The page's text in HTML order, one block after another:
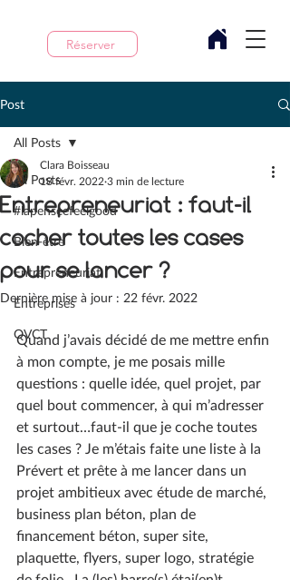
Réserver
Post
All Posts
#lapenseefeelgood
Bien-être
Entrepreneuriat
Entreprises
QVCT
All Posts
Entrepreneuriat : faut-il
cocher toutes les cases
pour se lancer ?
Clara Boisseau
18 févr. 2022 3 min de lecture
Dernière mise à jour : 22 févr. 2022
Quand j’avais décidé de me mettre enfin
à mon compte, je me posais mille
questions : quelle idée, quel projet, par
quel bout commencer, à qui m’adresser
et surtout…faut-il que je coche toutes
les cases ? Je m’étais faite une liste à la
Prévert et prête à me lancer dans un
projet ambitieux avec étude de marché,
business plan béton, plan de
financement béton, super site,
plaquette, flyers, super logo, stratégie